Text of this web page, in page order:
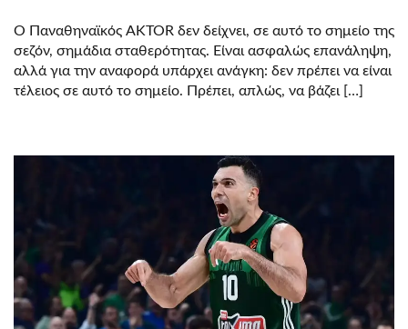
Ο Παναθηναϊκός AKTOR δεν δείχνει, σε αυτό το σημείο της
σεζόν, σημάδια σταθερότητας. Είναι ασφαλώς επανάληψη,
αλλά για την αναφορά υπάρχει ανάγκη: δεν πρέπει να είναι
τέλειος σε αυτό το σημείο. Πρέπει, απλώς, να βάζει […]